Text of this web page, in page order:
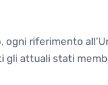
riferimento
attuali stati